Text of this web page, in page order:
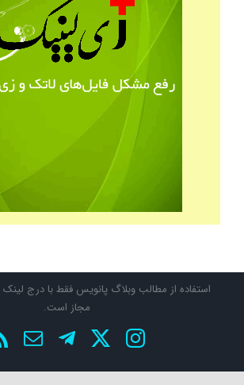
استفاده از مطالب وبلاگ پانویس فقط با درج
مجاز است.
Instagramتلگرام